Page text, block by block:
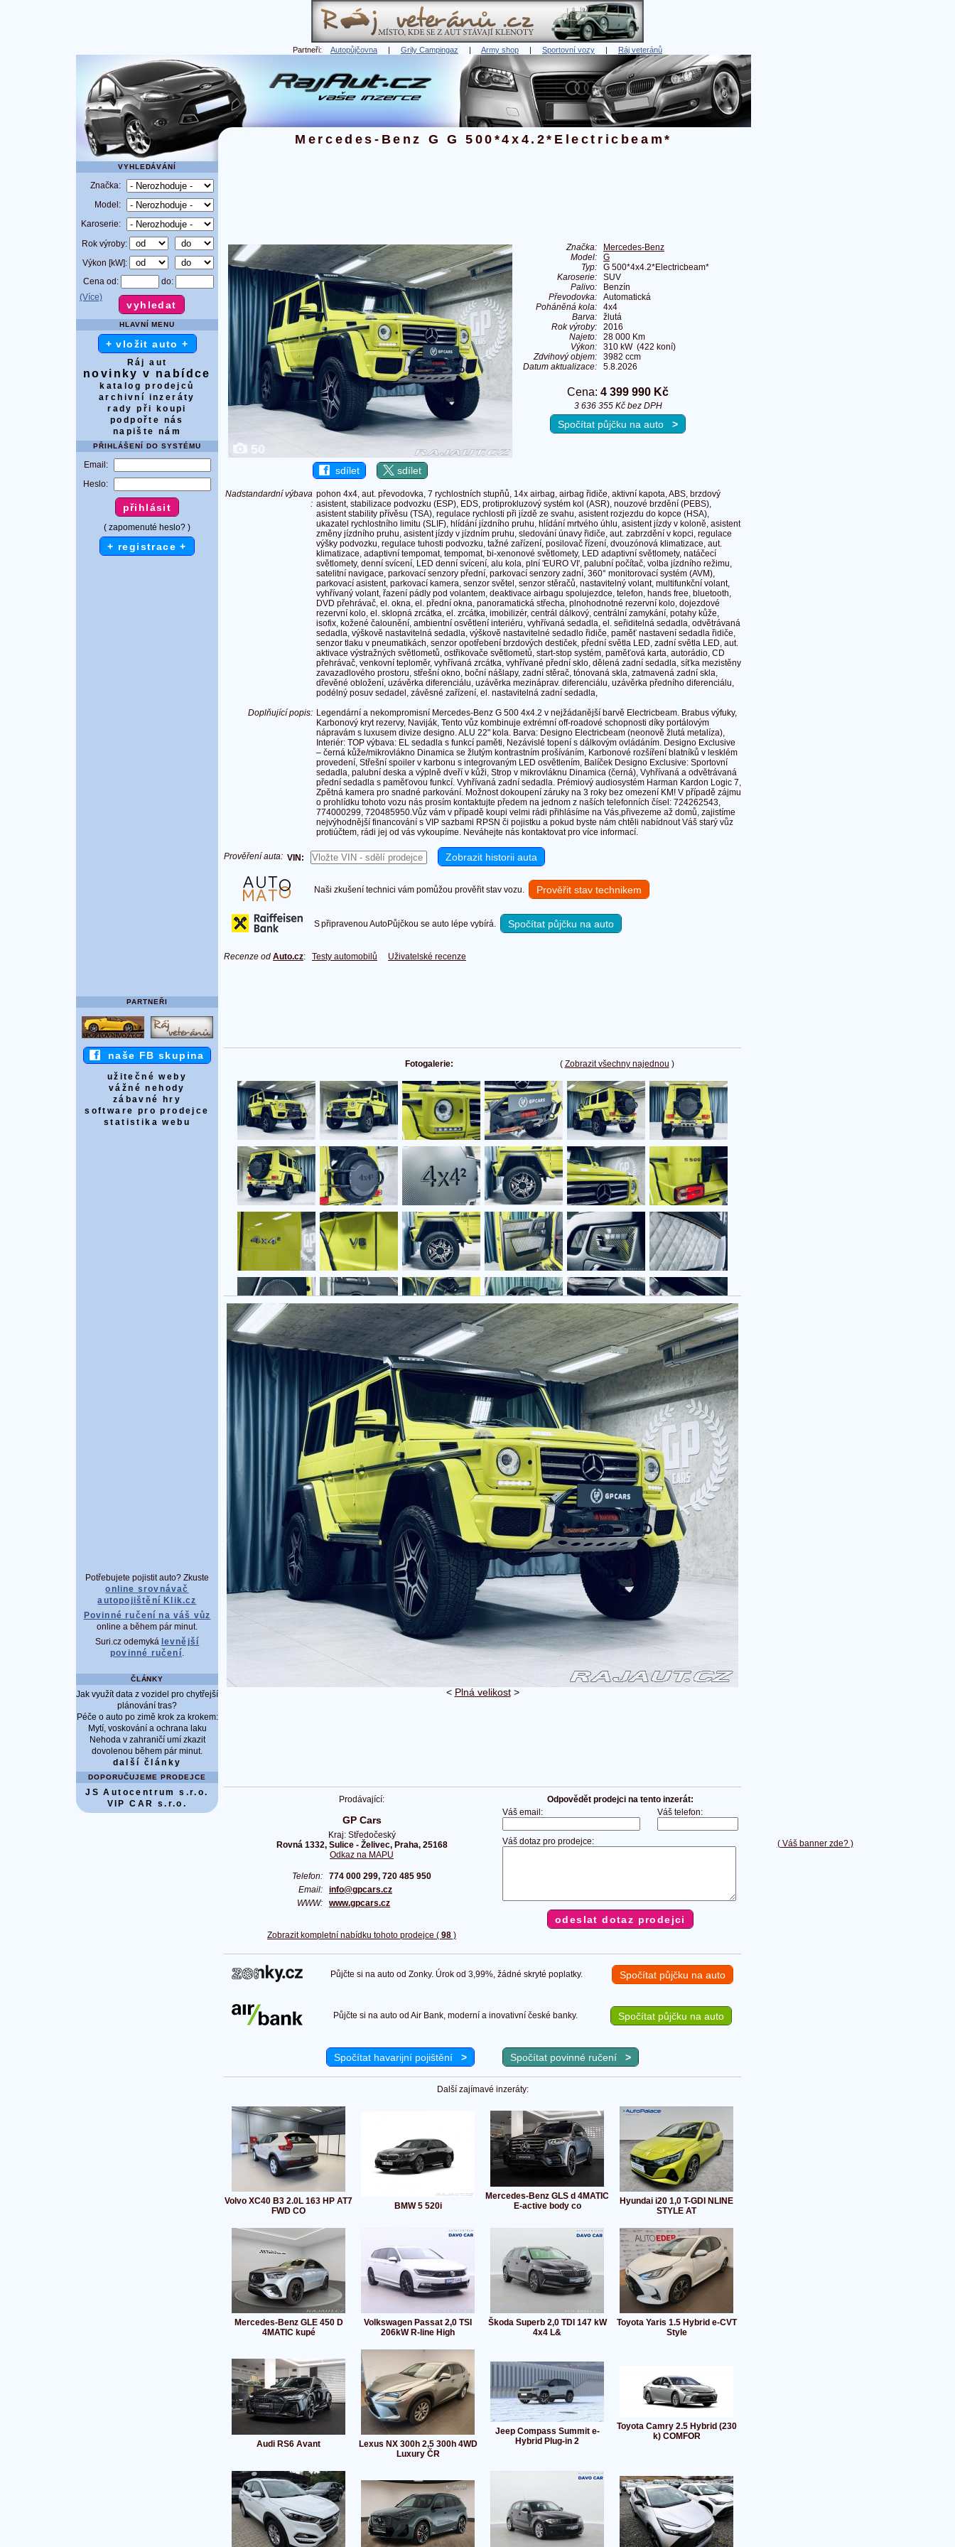
Partneři: Autopůjčovna | Grily Campingaz | Army shop | Sportovní vozy | Ráj veteránů
( Váš banner zde? )
Mercedes-Benz G G 500*4x4.2*Electricbeam*
VYHLEDÁVÁNÍ
Značka:
Model:
Karoserie:
Rok výroby:
Výkon [kW]:
Cena od:
do:
(Více)
HLAVNÍ MENU
+ vložit auto +
Ráj aut
novinky v nabídce
katalog prodejců
archivní inzeráty
rady při koupi
podpořte nás
napište nám
PŘIHLÁŠENÍ DO SYSTÉMU
Email:
Heslo:
( zapomenuté heslo? )
+ registrace +
PARTNEŘI
naše FB skupina
užitečné weby
vážné nehody
zábavné hry
software pro prodejce
statistika webu
Potřebujete pojistit auto? Zkuste
online srovnávač
autopojištění Klik.cz
Povinné ručení na váš vůz
online a během pár minut.
Suri.cz odemyká levnější
povinné ručení.
ČLÁNKY
Jak využít data z vozidel pro chytřejší
plánování tras?
Péče o auto po zimě krok za krokem:
Mytí, voskování a ochrana laku
Nehoda v zahraničí umí zkazit
dovolenou během pár minut.
další články
DOPORUČUJEME PRODEJCE
JS Autocentrum s.r.o.
VIP CAR s.r.o.
50
sdílet sdílet
Značka:
Mercedes-Benz
Model:
G
Typ:
G 500*4x4.2*Electricbeam*
Karoserie:
SUV
Palivo:
Benzín
Převodovka:
Automatická
Poháněná kola:
4x4
Barva:
žlutá
Rok výroby:
2016
Najeto:
28 000 Km
Výkon:
310 kW (422 koní)
Zdvihový objem:
3982 ccm
Datum aktualizace:
5.8.2026
Cena: 4 399 990 Kč
3 636 355 Kč bez DPH
Spočítat půjčku na auto >
Nadstandardní výbava
:
pohon 4x4, aut. převodovka, 7 rychlostních stupňů, 14x airbag, airbag řidiče, aktivní kapota, ABS, brzdový
asistent, stabilizace podvozku (ESP), EDS, protiprokluzový systém kol (ASR), nouzové brzdění (PEBS),
asistent stability přívěsu (TSA), regulace rychlosti při jízdě ze svahu, asistent rozjezdu do kopce (HSA),
ukazatel rychlostního limitu (SLIF), hlídání jízdního pruhu, hlídání mrtvého úhlu, asistent jízdy v koloně, asistent
změny jízdního pruhu, asistent jízdy v jízdním pruhu, sledování únavy řidiče, aut. zabrzdění v kopci, regulace
výšky podvozku, regulace tuhosti podvozku, tažné zařízení, posilovač řízení, dvouzónová klimatizace, aut.
klimatizace, adaptivní tempomat, tempomat, bi-xenonové světlomety, LED adaptivní světlomety, natáčecí
světlomety, denní svícení, LED denní svícení, alu kola, plní 'EURO VI', palubní počítač, volba jízdního režimu,
satelitní navigace, parkovací senzory přední, parkovací senzory zadní, 360° monitorovací systém (AVM),
parkovací asistent, parkovací kamera, senzor světel, senzor stěračů, nastavitelný volant, multifunkční volant,
vyhřívaný volant, řazení pádly pod volantem, deaktivace airbagu spolujezdce, telefon, hands free, bluetooth,
DVD přehrávač, el. okna, el. přední okna, panoramatická střecha, plnohodnotné rezervní kolo, dojezdové
rezervní kolo, el. sklopná zrcátka, el. zrcátka, imobilizér, centrál dálkový, centrální zamykání, potahy kůže,
isofix, kožené čalounění, ambientní osvětlení interiéru, vyhřívaná sedadla, el. seřiditelná sedadla, odvětrávaná
sedadla, výškově nastavitelná sedadla, výškově nastavitelné sedadlo řidiče, paměť nastavení sedadla řidiče,
senzor tlaku v pneumatikách, senzor opotřebení brzdových destiček, přední světla LED, zadní světla LED, aut.
aktivace výstražných světlometů, ostřikovače světlometů, start-stop systém, paměťová karta, autorádio, CD
přehrávač, venkovní teploměr, vyhřívaná zrcátka, vyhřívané přední sklo, dělená zadní sedadla, síťka mezistěny
zavazadlového prostoru, střešní okno, boční nášlapy, zadní stěrač, tónovaná skla, zatmavená zadní skla,
dřevěné obložení, uzávěrka diferenciálu, uzávěrka mezináprav. diferenciálu, uzávěrka předního diferenciálu,
podélný posuv sedadel, závěsné zařízení, el. nastavitelná zadní sedadla,
Doplňující popis: Legendární a nekompromisní Mercedes-Benz G 500 4x4.2 v nejžádanější barvě Electricbeam. Brabus výfuky,
Karbonový kryt rezervy, Naviják, Tento vůz kombinuje extrémní off-roadové schopnosti díky portálovým
nápravám s luxusem divize designo. ALU 22" kola. Barva: Designo Electricbeam (neonově žlutá metalíza),
Interiér: TOP výbava: EL sedadla s funkcí paměti, Nezávislé topení s dálkovým ovládáním. Designo Exclusive
– černá kůže/mikrovlákno Dinamica se žlutým kontrastním prošíváním, Karbonové rozšíření blatníků v lesklém
provedení, Střešní spoiler v karbonu s integrovaným LED osvětlením, Balíček Designo Exclusive: Sportovní
sedadla, palubní deska a výplně dveří v kůži, Strop v mikrovláknu Dinamica (černá), Vyhřívaná a odvětrávaná
přední sedadla s paměťovou funkcí. Vyhřívaná zadní sedadla. Prémiový audiosystém Harman Kardon Logic 7,
Zpětná kamera pro snadné parkování. Možnost dokoupení záruky na 3 roky bez omezení KM! V případě zájmu
o prohlídku tohoto vozu nás prosím kontaktujte předem na jednom z naších telefonních čísel: 724262543,
774000299, 720485950.Vůz vám v případě koupi velmi rádi přihlásíme na Vás,přivezeme až domů, zajistíme
nejvýhodnější financování s VIP sazbami RPSN či pojistku a pokud byste nám chtěli nabídnout Váš starý vůz
protiúčtem, rádi jej od vás vykoupíme. Neváhejte nás kontaktovat pro více informací.
Prověření auta: VIN:
Naši zkušení technici vám pomůžou prověřit stav vozu. Prověřit stav technikem
S připravenou AutoPůjčkou se auto lépe vybírá. Spočítat půjčku na auto
Recenze od Auto.cz: Testy automobilů Uživatelské recenze
( Zobrazit všechny najednou )
Fotogalerie:
< Plná velikost>
Prodávající:
GP Cars
Kraj: Středočeský
Rovná 1332, Sulice - Želivec, Praha, 25168
Odkaz na MAPU
Telefon: 774 000 299, 720 485 950
Email: info@gpcars.cz
WWW: www.gpcars.cz
Zobrazit kompletní nabídku tohoto prodejce ( 98 )
Odpovědět prodejci na tento inzerát:
Váš email:
Váš telefon:
Váš dotaz pro prodejce:
Půjčte si na auto od Zonky. Úrok od 3,99%, žádné skryté poplatky. Spočítat půjčku na auto
Půjčte si na auto od Air Bank, moderní a inovativní české banky. Spočítat půjčku na auto
Spočítat havarijní pojištění > Spočítat povinné ručení >
Další zajímavé inzeráty:
Volvo XC40 B3 2.0L 163 HP AT7
FWD CO
BMW 5 520i
Mercedes-Benz GLS d 4MATIC
E-active body co
Hyundai i20 1,0 T-GDI NLINE
STYLE AT
Mercedes-Benz GLE 450 D
4MATIC kupé
Volkswagen Passat 2,0 TSI
206kW R-line High
Škoda Superb 2,0 TDI 147 kW
4x4 L&
Toyota Yaris 1.5 Hybrid e-CVT
Style
Audi RS6 Avant
Lexus NX 300h 2,5 300h 4WD
Luxury ČR
Jeep Compass Summit e-
Hybrid Plug-in 2
Toyota Camry 2.5 Hybrid (230
k) COMFOR